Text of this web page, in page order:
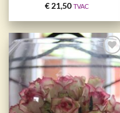
€21,50 TVAC
Ajouter
à la
wishlist